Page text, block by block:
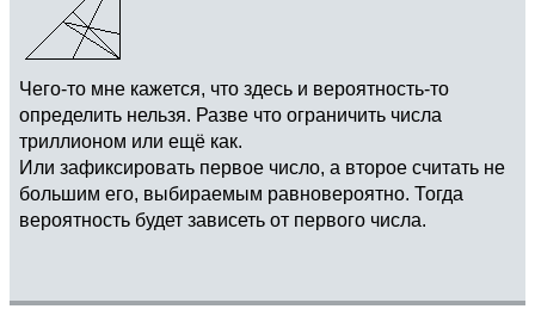
Чего-то мне кажется, что здесь и вероятность-то
определить нельзя. Разве что ограничить числа
триллионом или ещё как.
Или зафиксировать первое число, а второе считать не
большим его, выбираемым равновероятно. Тогда
вероятность будет зависеть от первого числа.